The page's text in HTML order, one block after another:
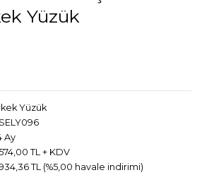
Yüzük
Yüzük
Ay
TL + KDV
TL (%5,00 havale indirimi)